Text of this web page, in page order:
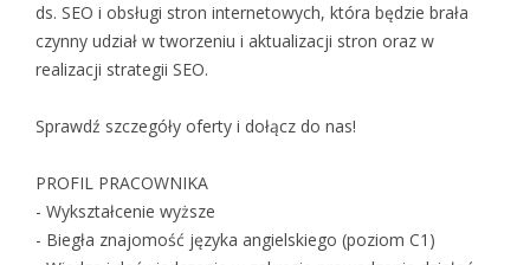
ds. SEO i obsługi stron internetowych, która będzie brała
czynny udział w tworzeniu i aktualizacji stron oraz w
realizacji strategii SEO.
Sprawdź szczegóły oferty i dołącz do nas!
PROFIL PRACOWNIKA
- Wykształcenie wyższe
- Biegła znajomość języka angielskiego (poziom C1)